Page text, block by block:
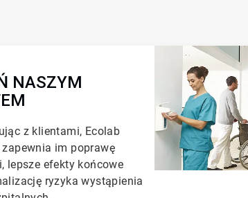
NASZYM
z klientami, Ecolab
zapewnia im poprawę
lepsze efekty końcowe
ryzyka wystąpienia